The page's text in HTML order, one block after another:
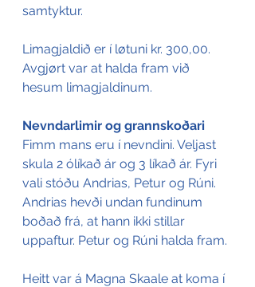
samtyktur.
Limagjaldið er í løtuni kr. 300,00.
Avgjørt var at halda fram við
hesum limagjaldinum.
Nevndarlimir og grannskoðari
Fimm mans eru í nevndini. Veljast
skula 2 ólíkað ár og 3 líkað ár. Fyri
vali stóðu Andrias, Petur og Rúni.
Andrias hevði undan fundinum
boðað frá, at hann ikki stillar
uppaftur. Petur og Rúni halda fram.
Heitt var á Magna Skaale at koma í